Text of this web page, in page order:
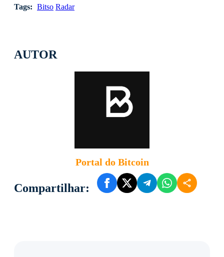
AUTOR
Portal do Bitcoin
Compartilhar:
Tags: Bitso Radar